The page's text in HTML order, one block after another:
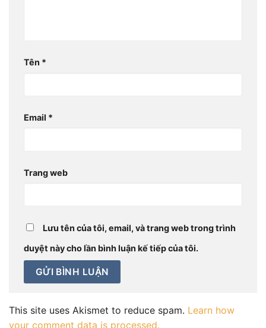
Tên *
Email *
Trang web
Lưu tên của tôi, email, và trang web trong trình
duyệt này cho lần bình luận kế tiếp của tôi.
This site uses Akismet to reduce spam. Learn how
your comment data is processed.